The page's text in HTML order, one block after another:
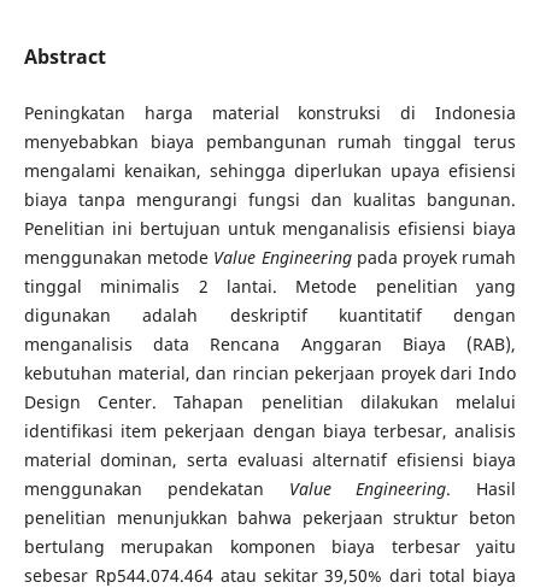
Abstract
Peningkatan harga material konstruksi di Indonesia
menyebabkan biaya pembangunan rumah tinggal terus
mengalami kenaikan, sehingga diperlukan upaya efisiensi
biaya tanpa mengurangi fungsi dan kualitas bangunan.
Penelitian ini bertujuan untuk menganalisis efisiensi biaya
menggunakan metode Value Engineeringpada proyek rumah
tinggal minimalis 2 lantai. Metode penelitian yang
digunakan adalah deskriptif kuantitatif dengan
menganalisis data Rencana Anggaran Biaya (RAB),
kebutuhan material, dan rincian pekerjaan proyek dari Indo
Design Center. Tahapan penelitian dilakukan melalui
identifikasi item pekerjaan dengan biaya terbesar, analisis
material dominan, serta evaluasi alternatif efisiensi biaya
menggunakan pendekatan Value Engineering. Hasil
penelitian menunjukkan bahwa pekerjaan struktur beton
bertulang merupakan komponen biaya terbesar yaitu
sebesar Rp544.074.464 atau sekitar 39,50% dari total biaya